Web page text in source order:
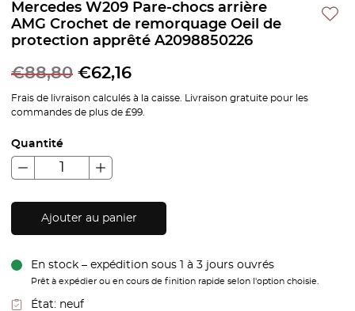
Mercedes W209 Pare-chocs arrière
AMG Crochet de remorquage Oeil de
protection apprêté A2098850226
€88,80 €62,16
Frais de livraison calculés à la caisse. Livraison gratuite pour les
commandes de plus de £99.
Quantité
Ajouter au panier
En stock – expédition sous 1 à 3 jours ouvrés
Prêt à expédier ou en cours de finition rapide selon l'option choisie.
État: neuf